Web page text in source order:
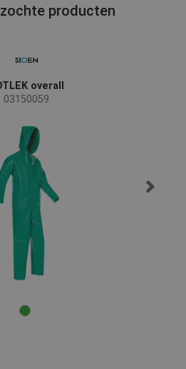
producten
overall
03150059